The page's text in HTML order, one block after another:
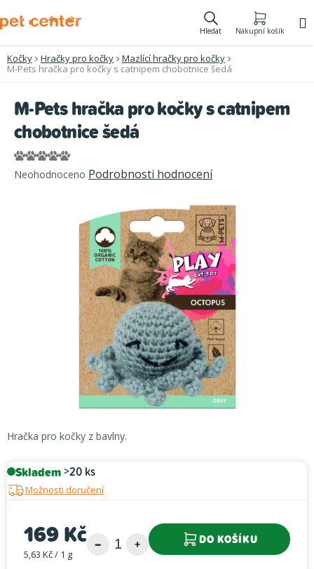
na
Hledat Nákupní košík
Kočky Hračky pro kočky
Mazlící hračky pro kočky
M-Pets hračka pro kočky s catnipem chobotnice šedá
Hračka pro kočky z bavlny.
Skladem>20 ks
Možnosti doručení
169 Kč
Měrná cena:
5,63 Kč / 1 g
DO KOŠÍKU
M-Pets hračka pro kočky s catnipem
chobotnice šedá
Průměrné
hodnocení
Neohodnoceno Podrobnosti hodnocení